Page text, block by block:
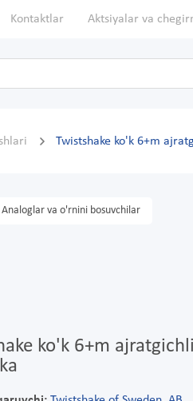
Kontaktlar Aktsiyalar va
Twistshake ko'k 6+m
Analoglar va o'rnini bosuvchilar
ko'k 6+m ajratgichli